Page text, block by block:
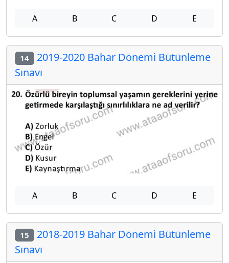
A B C D E
14 2019-2020 Bahar Dönemi Bütünleme
Sınavı
A B C D E
15 2018-2019 Bahar Dönemi Bütünleme
Sınavı